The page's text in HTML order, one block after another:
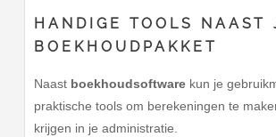
HANDIGE TOOLS NAAST
BOEKHOUDPAKKET
Naast boekhoudsoftware kun je
praktische tools om berekeningen te
krijgen in je administratie.